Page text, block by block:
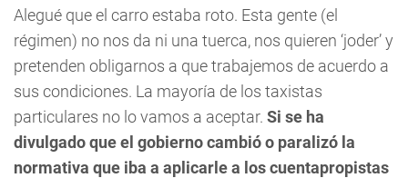
Alegué que el carro estaba roto. Esta gente (el
régimen) no nos da ni una tuerca, nos quieren ‘joder’ y
pretenden obligarnos a que trabajemos de acuerdo a
sus condiciones. La mayoría de los taxistas
particulares no lo vamos a aceptar. Si se ha
divulgado que el gobierno cambió o paralizó la
normativa que iba a aplicarle a los cuentapropistas